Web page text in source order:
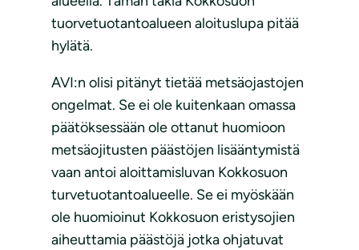
tuorvetuotantoalueen aloituslupa pitää
hylätä.
AVI:n olisi pitänyt tietää metsäojastojen
ongelmat. Se ei ole kuitenkaan omassa
päätöksessään ole ottanut huomioon
metsäojitusten päästöjen lisääntymistä
vaan antoi aloittamisluvan Kokkosuon
turvetuotantoalueelle. Se ei myöskään
ole huomioinut Kokkosuon eristysojien
aiheuttamia päästöjä jotka ohjatuvat